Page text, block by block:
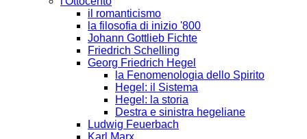
il romanticismo
la filosofia di inizio '800
Johann Gottlieb Fichte
Friedrich Schelling
Georg Friedrich Hegel
la Fenomenologia dello Spirito
Hegel: il Sistema
Hegel: la storia
Destra e sinistra hegeliane
Ludwig Feuerbach
Karl Marx